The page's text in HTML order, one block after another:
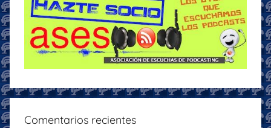
Comentarios recientes